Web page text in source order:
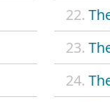
22.
23.
24.